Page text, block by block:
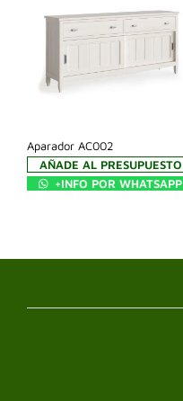
Aparador AC002
AÑADE AL PRESUPUESTO
+INFO POR WHATSAPP